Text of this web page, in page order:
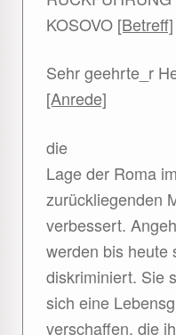
KOSOVO [Betreff]
Sehr geehrte_r
[Anrede]
die
Lage der Roma
zurückliegenden
verbessert.
werden bis heute
diskriminiert. Sie
sich eine
verschaffen, die